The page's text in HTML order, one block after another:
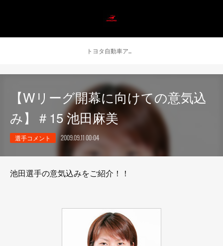
トヨタ自動車アンテロープス公式 ニュース
【Wリーグ開幕に向けての意気込
み】＃15 池田麻美
選手コメント 2009.09.11 00:04
池田選手の意気込みをご紹介！！